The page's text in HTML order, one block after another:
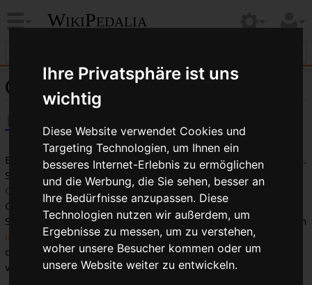
Ihre Privatsphäre ist uns
wichtig
Diese Website verwendet Cookies und
Targeting Technologien, um Ihnen ein
besseres Internet-Erlebnis zu ermöglichen
und die Werbung, die Sie sehen, besser an
Ihre Bedürfnisse anzupassen. Diese
Technologien nutzen wir außerdem, um
Ergebnisse zu messen, um zu verstehen,
woher unsere Besucher kommen oder um
unsere Website weiter zu entwickeln.
WikiPedalia
Croce d'Aune ®
Eine GruppevonCampagnoloaus den späten 1980er Jahren.
Sie wurde nach dem Alpenpass benannt, auf dem
Campagnolodie Idee für denSchnellspannerhatte. Die
Gruppe wurde nur ein oder zwei Jahre produziert. Die
Schaltkomponenten der Gruppe arbeiten nicht mit modernen
indiziertenSchaltungskomponenten zusammen, da es auf
dem
Synchro ®System aufbaute, das so gut wie niemand
vernünftig zum Funktionieren bringen konnte.